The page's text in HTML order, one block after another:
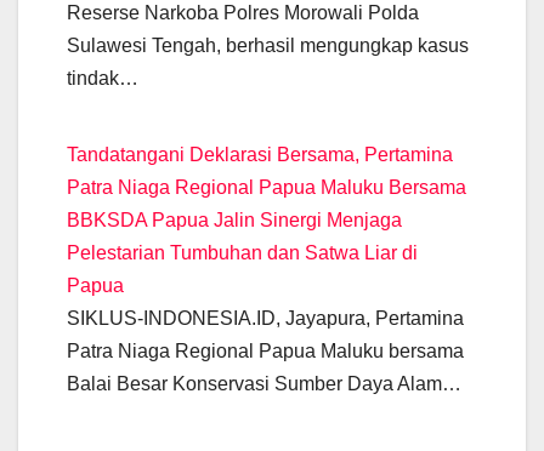
Reserse Narkoba Polres Morowali Polda
Sulawesi Tengah, berhasil mengungkap kasus
tindak…
Tandatangani Deklarasi Bersama, Pertamina
Patra Niaga Regional Papua Maluku Bersama
BBKSDA Papua Jalin Sinergi Menjaga
Pelestarian Tumbuhan dan Satwa Liar di
Papua
SIKLUS-INDONESIA.ID, Jayapura, Pertamina
Patra Niaga Regional Papua Maluku bersama
Balai Besar Konservasi Sumber Daya Alam…